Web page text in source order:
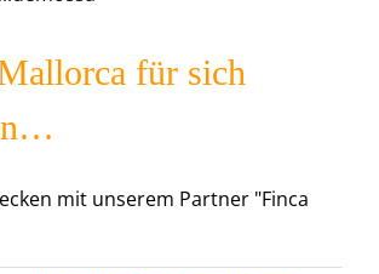
Vermieten
für sich
mit unserem Partner "Finca